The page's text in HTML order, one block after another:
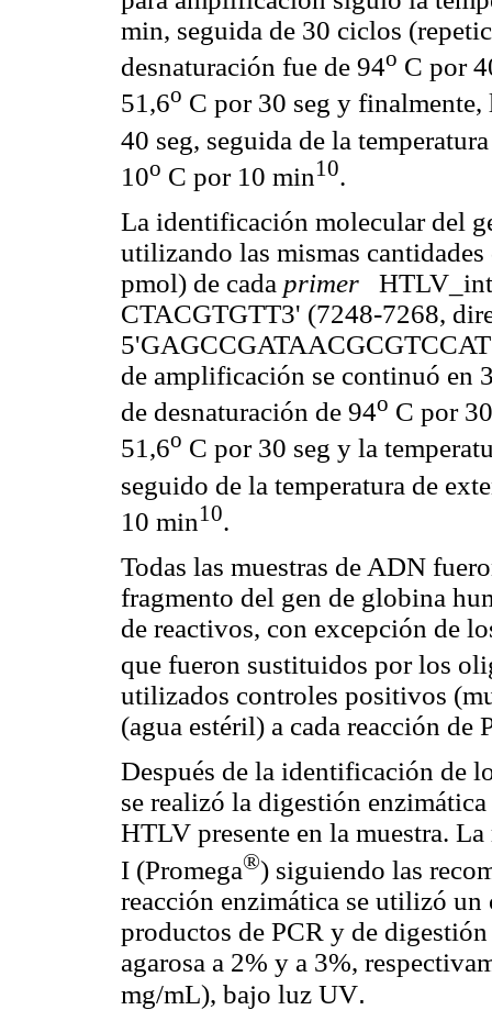
min, seguida de 30 ciclos
desnaturación fue de 94o C por
51,6o C por 30 seg y finalmente,
40 seg, seguida de la
10o C por 10 min10.
La identificación molecular del
utilizando las mismas
pmol) de cada primer
CTACGTGTT3' (7248-7268,
de amplificación se continuó en
de desnaturación de 94o C por
51,6o C por 30 seg y la
seguido de la temperatura de
10 min10.
Todas las muestras de ADN
fragmento del gen de globina
de reactivos, con excepción de
que fueron sustituidos por los
utilizados controles positivos
(agua estéril) a cada reacción de
Después de la identificación de
se realizó la digestión
HTLV presente en la muestra.
I (Promega®) siguiendo las
reacción enzimática se utilizó
productos de PCR y de
agarosa a 2% y a 3%,
mg/mL), bajo luz UV.